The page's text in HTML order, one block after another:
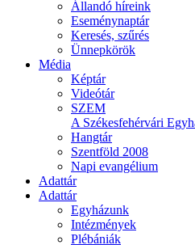
Állandó híreink
Eseménynaptár
Keresés, szűrés
Ünnepkörök
Média
Képtár
Videótár
SZEM
A Székesfehérvári
Hangtár
Szentföld 2008
Napi evangélium
Adattár
Adattár
Egyházunk
Intézmények
Plébániák